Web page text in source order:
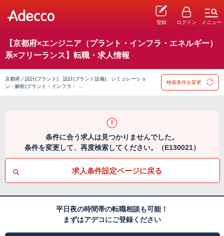
登録 ログイン メニュー
【京都府×エンジニア（プラント・インフラ・エネルギー）
系×フリーランス】転職・求人情報
京都府／設計(プラント)、設計(プラント設備)、シミュレーショ
ン・解析(プラント・インフラ・ …
検索条件を変更
条件に合う求人は見つかりませんでした。
条件を変更して、再度検索してください。（E130021）
求人条件設定ページに戻る
平日夜の時間帯の転職相談も可能！
まずはアデコにご登録ください